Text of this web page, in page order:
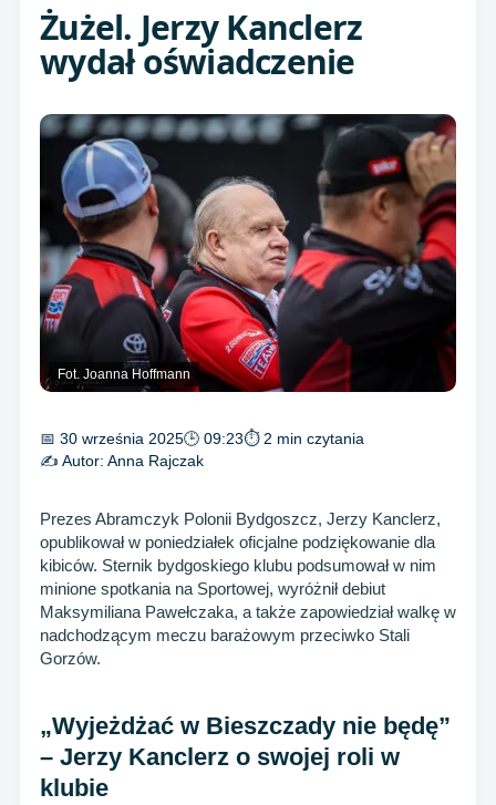
Żużel. Jerzy Kanclerz
wydał oświadczenie
Fot. Joanna Hoffmann
📅 30 września 2025🕒 09:23⏱ 2 min czytania
✍️ Autor: Anna Rajczak
Prezes Abramczyk Polonii Bydgoszcz, Jerzy Kanclerz,
opublikował w poniedziałek oficjalne podziękowanie dla
kibiców. Sternik bydgoskiego klubu podsumował w nim
minione spotkania na Sportowej, wyróżnił debiut
Maksymiliana Pawełczaka, a także zapowiedział walkę w
nadchodzącym meczu barażowym przeciwko Stali
Gorzów.
„Wyjeżdżać w Bieszczady nie będę”
– Jerzy Kanclerz o swojej roli w
klubie